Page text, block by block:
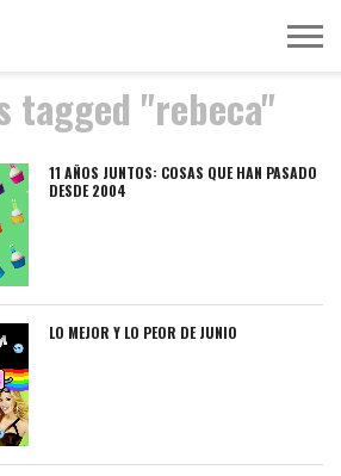
tagged "rebeca"
11 AÑOS JUNTOS: COSAS QUE HAN PASADO
DESDE 2004
LO MEJOR Y LO PEOR DE JUNIO